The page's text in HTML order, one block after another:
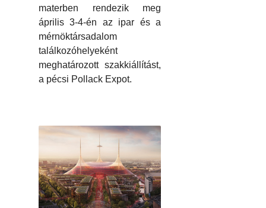
materben rendezik meg
április 3-4-én az ipar és a
mérnöktársadalom
találkozóhelyeként
meghatározott szakkiállítást,
a pécsi Pollack Expot.